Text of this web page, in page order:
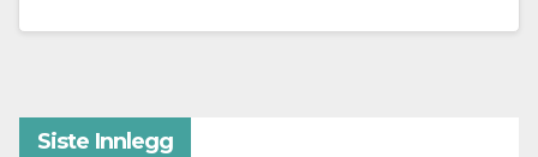
Siste Innlegg